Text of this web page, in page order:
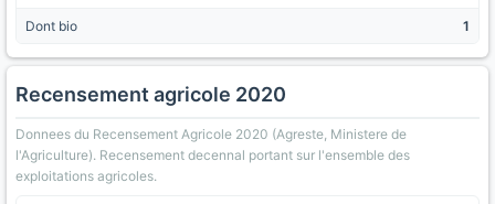
Dont bio 1
Recensement agricole 2020
Donnees du Recensement Agricole 2020 (Agreste, Ministere de
l'Agriculture). Recensement decennal portant sur l'ensemble des
exploitations agricoles.